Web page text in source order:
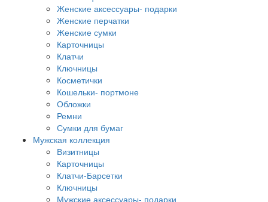
Женские аксессуары- подарки
Женские перчатки
Женские сумки
Карточницы
Клатчи
Ключницы
Косметички
Кошельки- портмоне
Обложки
Ремни
Сумки для бумаг
Мужская коллекция
Визитницы
Карточницы
Клатчи-Барсетки
Ключницы
Мужские аксессуары- подарки